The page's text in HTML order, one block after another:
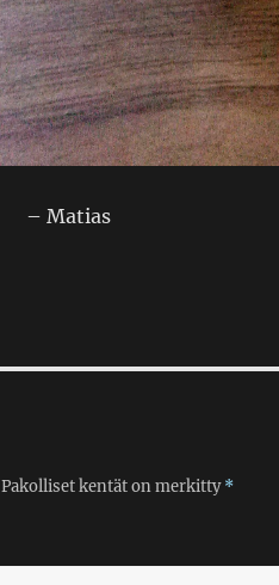
– Matias
Pakolliset kentät on merkitty*